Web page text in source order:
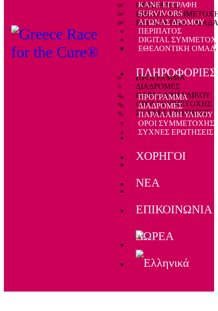
ΠΕΡΙΠΑΤΟΣ
DIGITAL
ΕΘΕΛΟΝΤΙΚΗ ΟΜΑΔΑ
ΠΛΗΡΟΦΟΡΙΕΣ
ΠΡΟΓΡΑΜΜΑ
ΔΙΑΔΡΟΜΕΣ
ΠΑΡΑΛΑΒΗ ΥΛΙΚΟΥ
ΟΡΟΙ ΣΥΜΜΕΤΟΧΗΣ
ΣΥΧΝΕΣ ΕΡΩΤΗΣΕΙΣ
ΧΟΡΗΓΟΙ
ΝΕΑ
ΕΠΙΚΟΙΝΩΝΙΑ
ΔΩΡΕΑ
ΚΑΝΕ ΕΓΓΡΑΦΗ
SURVIVORS
ΑΓΩΝΑΣ ΔΡΟΜΟΥ
ΠΕΡΙΠΑΤΟΣ
DIGITAL
ΕΘΕΛΟΝΤΙΚΗ
ΠΛΗΡΟΦΟΡΙΕΣ
ΠΡΟΓΡΑΜΜΑ
ΔΙΑΔΡΟΜΕΣ
ΠΑΡΑΛΑΒΗ ΥΛΙΚΟΥ
ΟΡΟΙ ΣΥΜΜΕΤΟΧΗΣ
ΣΥΧΝΕΣ ΕΡΩΤΗΣΕΙΣ
ΧΟΡΗΓΟΙ
ΝΕΑ
ΕΠΙΚΟΙΝΩΝΙΑ
ΔΩΡΕΑ